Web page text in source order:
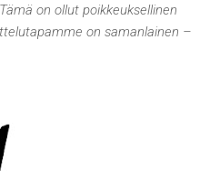
on ollut poikkeuksellinen
on samanlainen –